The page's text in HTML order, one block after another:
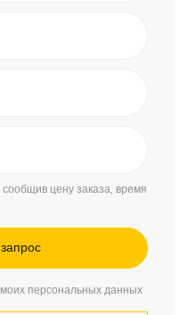
цену заказа, время
персональных данных